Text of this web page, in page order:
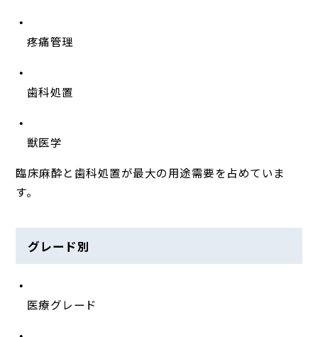
疼痛管理
歯科処置
獣医学
臨床麻酔と歯科処置が最大の用途需要を占めていま
す。
グレード別
医療グレード